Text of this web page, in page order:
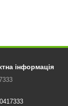
інформація